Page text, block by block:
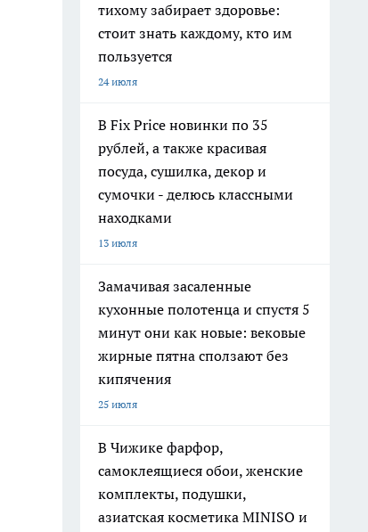
тихому забирает здоровье:
стоит знать каждому, кто им
пользуется
24 июля
В Fix Price новинки по 35
рублей, а также красивая
посуда, сушилка, декор и
сумочки - делюсь классными
находками
13 июля
Замачивая засаленные
кухонные полотенца и спустя 5
минут они как новые: вековые
жирные пятна сползают без
кипячения
25 июля
В Чижике фарфор,
самоклеящиеся обои, женские
комплекты, подушки,
азиатская косметика MINISO и